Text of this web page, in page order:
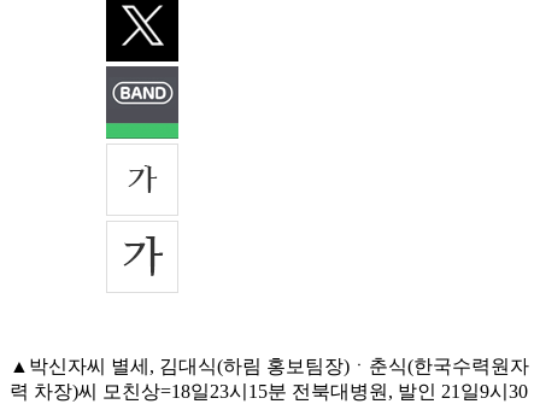
▲박신자씨 별세, 김대식(하림 홍보팀장)ㆍ춘식(한국수력원자
력 차장)씨 모친상=18일23시15분 전북대병원, 발인 21일9시30